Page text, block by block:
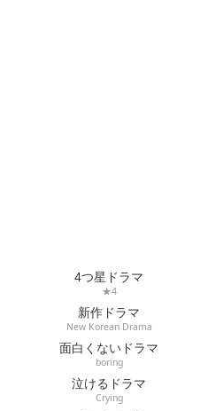
4つ星ドラマ
★4
新作ドラマ
New Korean Drama
面白くないドラマ
boring
泣けるドラマ
Crying